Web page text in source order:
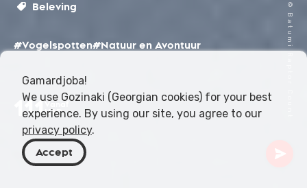
Beleving
#Vogelspotten#Natuur en Avontuur
111USD
Gamardjoba!
We use Gozinaki (Georgian cookies) for your best
experience. By using our site, you agree to our
privacy policy.
Accept